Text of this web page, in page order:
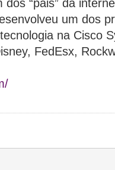
“pais” da
um dos
na Cisco
FedEsx,